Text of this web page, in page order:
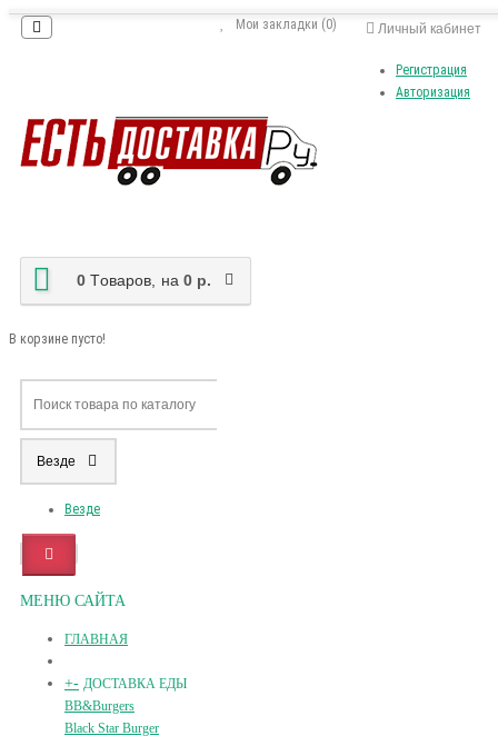
Личный кабинет
Регистрация
Авторизация
Мои закладки (0)
0 Tоваров, на 0 р.
В корзине пусто!
Везде
Везде
МЕНЮ САЙТА
ГЛАВНАЯ
+- ДОСТАВКА ЕДЫ
BB&Burgers
Black Star Burger